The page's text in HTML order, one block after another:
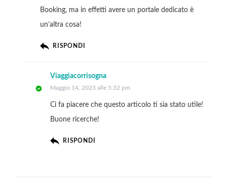
Booking, ma in effetti avere un portale dedicato è
un’altra cosa!
RISPONDI
Viaggiacorrisogna
Maggio 14, 2023 alle 5:32 pm
Ci fa piacere che questo articolo ti sia stato utile!
Buone ricerche!
RISPONDI